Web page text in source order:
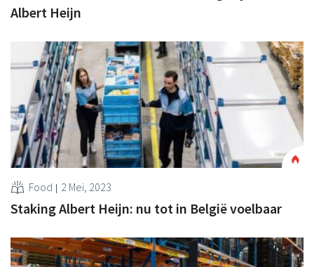
Albert Heijn
Food 2 Mei, 2023
Staking Albert Heijn: nu tot in België voelbaar